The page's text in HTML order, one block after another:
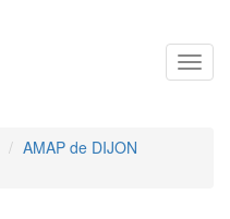
AMAP de DIJON